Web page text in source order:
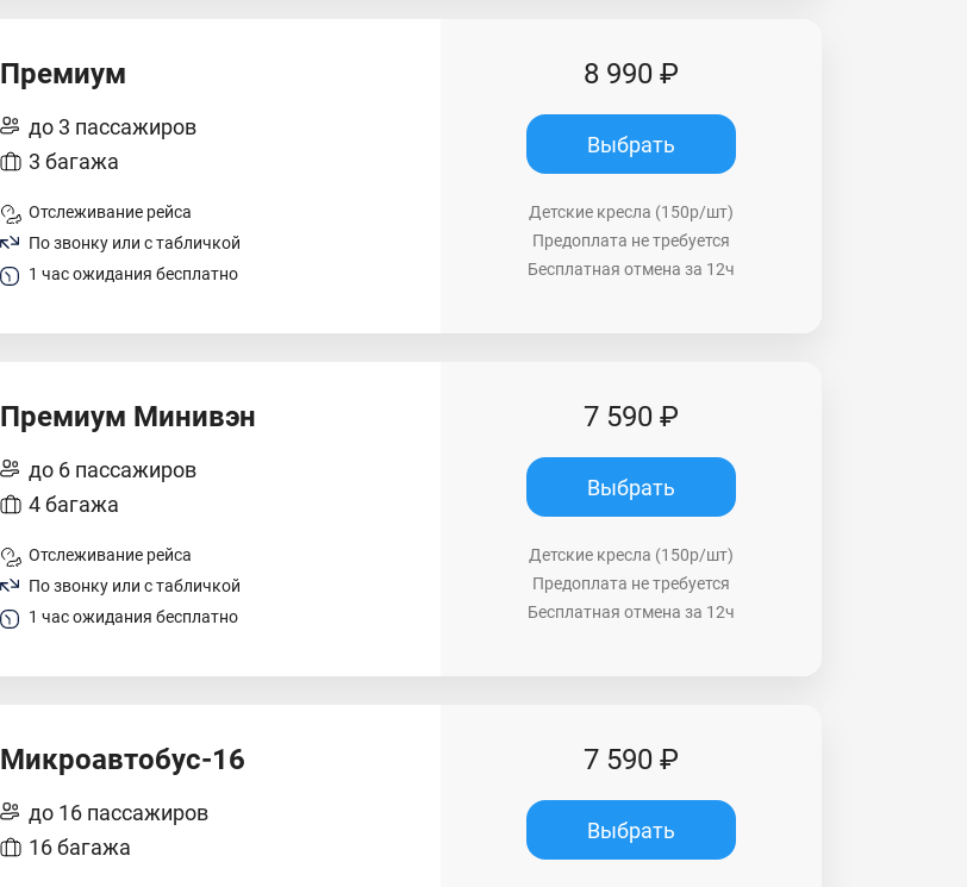
Премиум
до 3 пассажиров
3 багажа
Отслеживание рейса
По звонку или с табличкой
1 час ожидания бесплатно
8 990 ₽
Выбрать
Детские кресла (150р/шт)
Предоплата не требуется
Бесплатная отмена за 12ч
Премиум Минивэн
до 6 пассажиров
4 багажа
Отслеживание рейса
По звонку или с табличкой
1 час ожидания бесплатно
7 590 ₽
Выбрать
Детские кресла (150р/шт)
Предоплата не требуется
Бесплатная отмена за 12ч
Микроавтобус-16
до 16 пассажиров
16 багажа
7 590 ₽
Выбрать